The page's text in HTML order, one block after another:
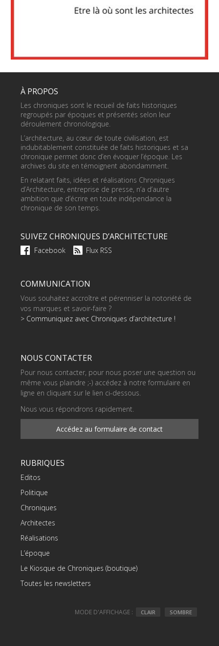
À PROPOS
Les chroniques sont le recueil de faits historiques
regroupés par époques et présentés selon leur
déroulement chronologique.
L’architecture, au cœur de toute civilisation, est
indubitablement constituée de faits historiques et sa
chronique permet donc d’en évoquer l’époque. Les
archives du site en témoignent abondamment.
En relatant faits, idées et réalisations Chroniques
d’Architecture, entreprise de presse, n’a d’autre
ambition que d’écrire en toute indépendance la
chronique de son temps.
SUIVEZ CHRONIQUES D’ARCHITECTURE
Facebook Flux RSS
COMMUNICATION
Vous souhaitez accroître et pérenniser la notoriété de
vos marques et savoir-faire ?
> Communiquez avec Chroniques d’architecture !
NOUS CONTACTER
Pour nous contacter, pour nous poser une question ou
même vous plaindre ;-) accédez à notre formulaire en
ligne en cliquant sur le lien ci-dessous.
Nous vous répondrons rapidement.
Accédez au formulaire de contact
RUBRIQUES
Editos
Politique
Chroniques
Architectes
Réalisations
L’époque
Le Kiosque de Chroniques (boutique)
Toutes les newsletters
MODE D'AFFICHAGE : CLAIR SOMBRE